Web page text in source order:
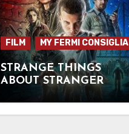
FILM MY FERMI CONSIGLIA
STRANGE THINGS
ABOUT STRANGER
THINGS